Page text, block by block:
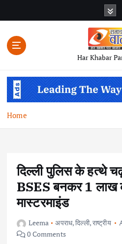
n
Har Khabar
Home
दिल्ली पुलिस के हत्थे
BSES बनकर 1 लाख
मास्टरमाइंड
Leema अपराध,दिल्ली,राष्ट्रीय
0 Comments